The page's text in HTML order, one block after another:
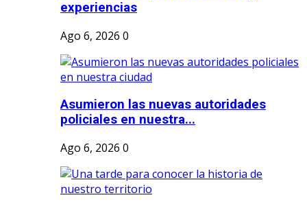
experiencias
Ago 6, 2026 0
Asumieron las nuevas autoridades
policiales en nuestra...
Ago 6, 2026 0